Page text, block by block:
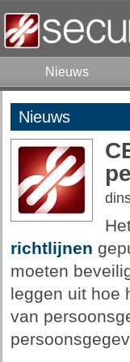
Nieuws
Nieuws
richtlijnen
moeten
leggen uit hoe
van